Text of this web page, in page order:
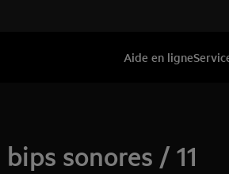
Aide en ligne
sonores / 11